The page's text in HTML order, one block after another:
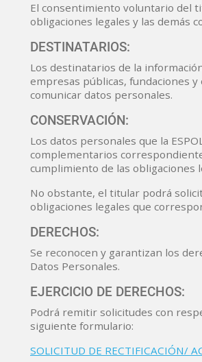
El consentimiento voluntario del
obligaciones legales y las demás
DESTINATARIOS:
Los destinatarios de la
empresas públicas, fundaciones
comunicar datos personales.
CONSERVACIÓN:
Los datos personales que la
complementarios
cumplimiento de las obligaciones
No obstante, el titular podrá
obligaciones legales que
DERECHOS:
Se reconocen y garantizan los
Datos Personales.
EJERCICIO DE DERECHOS:
Podrá remitir solicitudes con
siguiente formulario:
SOLICITUD DE RECTIFICACIÓN/